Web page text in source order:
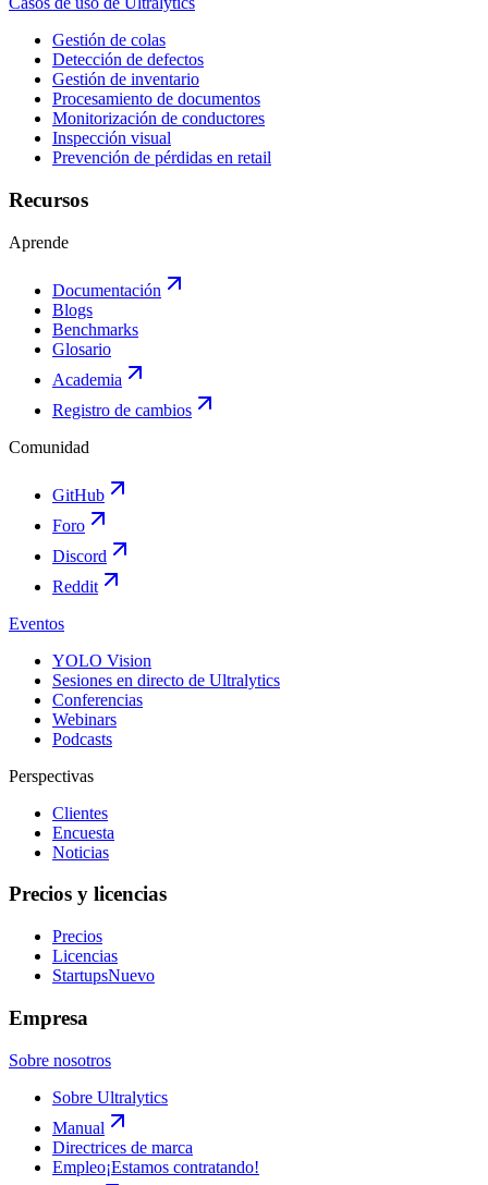
Gestión de colas
Detección de defectos
Gestión de inventario
Procesamiento de documentos
Monitorización de conductores
Inspección visual
Prevención de pérdidas en retail
Recursos
Aprende
Documentación
Blogs
Benchmarks
Glosario
Academia
Registro de cambios
Comunidad
GitHub
Foro
Discord
Reddit
Eventos
YOLO Vision
Sesiones en directo de Ultralytics
Conferencias
Webinars
Podcasts
Perspectivas
Clientes
Encuesta
Noticias
Precios y licencias
Precios
Licencias
StartupsNuevo
Empresa
Sobre nosotros
Sobre Ultralytics
Manual
Directrices de marca
Empleo¡Estamos contratando!